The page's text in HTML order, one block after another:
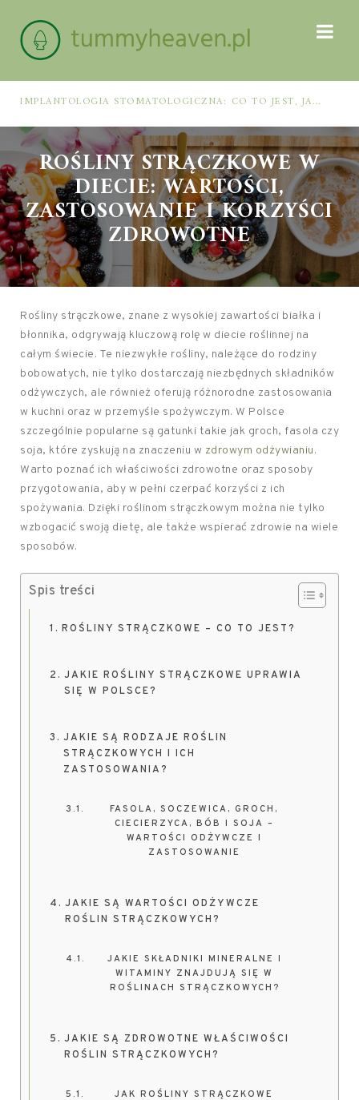
IMPLANTOLOGIA STOMATOLOGICZNA: CO TO JEST, JAK WYGLĄDA PROCES IMPLANTACJI I GOJENIA ORAZ DLA KOGO MA ZASTOSOWANIE
ROŚLINY STRĄCZKOWE W
DIECIE: WARTOŚCI,
ZASTOSOWANIE I KORZYŚCI
ZDROWOTNE
Rośliny strączkowe, znane z wysokiej zawartości białka i
błonnika, odgrywają kluczową rolę w diecie roślinnej na
całym świecie. Te niezwykłe rośliny, należące do rodziny
bobowatych, nie tylko dostarczają niezbędnych składników
odżywczych, ale również oferują różnorodne zastosowania
w kuchni oraz w przemyśle spożywczym. W Polsce
szczególnie popularne są gatunki takie jak groch, fasola czy
soja, które zyskują na znaczeniu w zdrowym odżywianiu.
Warto poznać ich właściwości zdrowotne oraz sposoby
przygotowania, aby w pełni czerpać korzyści z ich
spożywania. Dzięki roślinom strączkowym można nie tylko
wzbogacić swoją dietę, ale także wspierać zdrowie na wiele
sposobów.
Spis treści
ROŚLINY STRĄCZKOWE – CO TO JEST?
JAKIE ROŚLINY STRĄCZKOWE UPRAWIA
SIĘ W POLSCE?
JAKIE SĄ RODZAJE ROŚLIN
STRĄCZKOWYCH I ICH
ZASTOSOWANIA?
FASOLA, SOCZEWICA, GROCH,
CIECIERZYCA, BÓB I SOJA –
WARTOŚCI ODŻYWCZE I
ZASTOSOWANIE
JAKIE SĄ WARTOŚCI ODŻYWCZE
ROŚLIN STRĄCZKOWYCH?
JAKIE SKŁADNIKI MINERALNE I
WITAMINY ZNAJDUJĄ SIĘ W
ROŚLINACH STRĄCZKOWYCH?
JAKIE SĄ ZDROWOTNE WŁAŚCIWOŚCI
ROŚLIN STRĄCZKOWYCH?
JAK ROŚLINY STRĄCZKOWE